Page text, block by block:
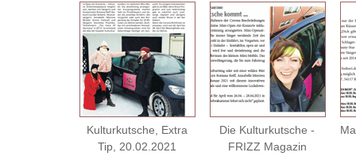
Kulturkutsche, Extra
Tip, 20.02.2021
Die Kulturkutsche -
FRIZZ Magazin